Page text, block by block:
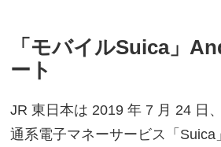
「モバイルSuica」
ート
JR 東日本は 2019 年 7 月 24 日
通系電子マネーサービス「Suica